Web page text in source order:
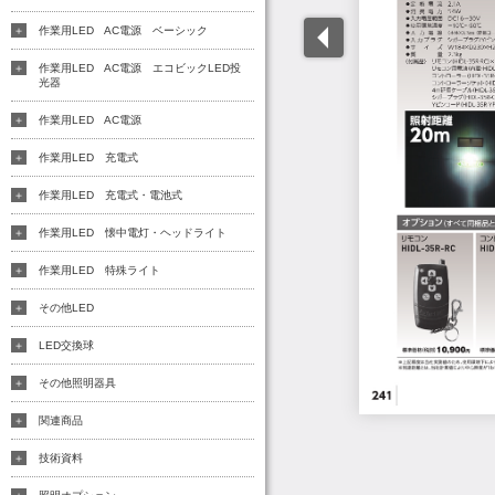
作業用LED AC電源 ベーシック
作業用LED AC電源 エコビックLED投
光器
作業用LED AC電源
作業用LED 充電式
作業用LED 充電式・電池式
作業用LED 懐中電灯・ヘッドライト
作業用LED 特殊ライト
その他LED
LED交換球
その他照明器具
関連商品
技術資料